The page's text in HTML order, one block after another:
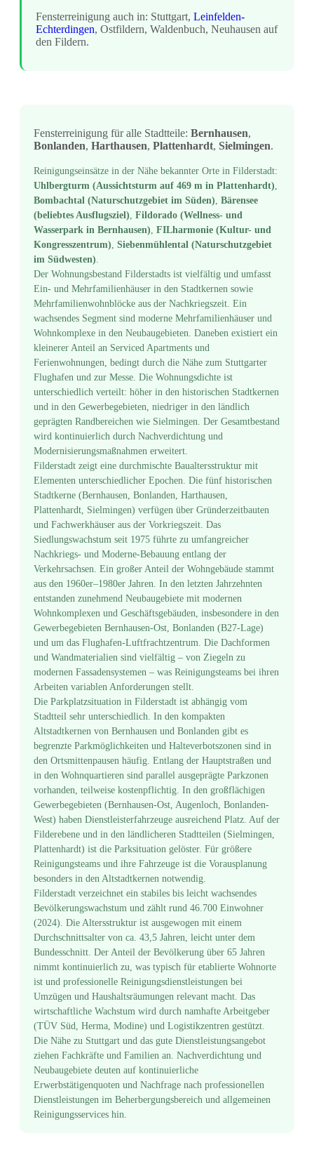
Fensterreinigung auch in: Stuttgart, Leinfelden-
Echterdingen, Ostfildern, Waldenbuch, Neuhausen auf
den Fildern.
Fensterreinigung für alle Stadtteile: Bernhausen,
Bonlanden, Harthausen, Plattenhardt, Sielmingen.
Reinigungseinsätze in der Nähe bekannter Orte in Filderstadt:
Uhlbergturm (Aussichtsturm auf 469 m in Plattenhardt),
Bombachtal (Naturschutzgebiet im Süden), Bärensee
(beliebtes Ausflugsziel), Fildorado (Wellness- und
Wasserpark in Bernhausen), FILharmonie (Kultur- und
Kongresszentrum), Siebenmühlental (Naturschutzgebiet
im Südwesten).
Der Wohnungsbestand Filderstadts ist vielfältig und umfasst
Ein- und Mehrfamilienhäuser in den Stadtkernen sowie
Mehrfamilienwohnblöcke aus der Nachkriegszeit. Ein
wachsendes Segment sind moderne Mehrfamilienhäuser und
Wohnkomplexe in den Neubaugebieten. Daneben existiert ein
kleinerer Anteil an Serviced Apartments und
Ferienwohnungen, bedingt durch die Nähe zum Stuttgarter
Flughafen und zur Messe. Die Wohnungsdichte ist
unterschiedlich verteilt: höher in den historischen Stadtkernen
und in den Gewerbegebieten, niedriger in den ländlich
geprägten Randbereichen wie Sielmingen. Der Gesamtbestand
wird kontinuierlich durch Nachverdichtung und
Modernisierungsmaßnahmen erweitert.
Filderstadt zeigt eine durchmischte Baualtersstruktur mit
Elementen unterschiedlicher Epochen. Die fünf historischen
Stadtkerne (Bernhausen, Bonlanden, Harthausen,
Plattenhardt, Sielmingen) verfügen über Gründerzeitbauten
und Fachwerk­häuser aus der Vorkriegszeit. Das
Siedlungswachstum seit 1975 führte zu umfangreicher
Nachkriegs- und Moderne-Bebauung entlang der
Verkehrsachsen. Ein großer Anteil der Wohngebäude stammt
aus den 1960er–1980er Jahren. In den letzten Jahrzehnten
entstanden zunehmend Neubaugebiete mit modernen
Wohnkomplexen und Geschäftsgebäuden, insbesondere in den
Gewerbegebieten Bernhausen-Ost, Bonlanden (B27-Lage)
und um das Flughafen-Luftfrachtzentrum. Die Dachformen
und Wandmaterialien sind vielfältig – von Ziegeln zu
modernen Fassadensystemen – was Reinigungsteams bei ihren
Arbeiten variablen Anforderungen stellt.
Die Parkplatzsituation in Filderstadt ist abhängig vom
Stadtteil sehr unterschiedlich. In den kompakten
Altstadtkernen von Bernhausen und Bonlanden gibt es
begrenzte Parkmöglichkeiten und Halteverbotszonen sind in
den Ortsmittenpausen häufig. Entlang der Hauptstraßen und
in den Wohnquartieren sind parallel ausgeprägte Parkzonen
vorhanden, teilweise kostenpflichtig. In den großflächigen
Gewerbegebieten (Bernhausen-Ost, Augenloch, Bonlanden-
West) haben Dienstleisterfahrzeuge ausreichend Platz. Auf der
Filderebene und in den ländlicheren Stadtteilen (Sielmingen,
Plattenhardt) ist die Parksituation gelöster. Für größere
Reinigungsteams und ihre Fahrzeuge ist die Vorausplanung
besonders in den Altstadtkernen notwendig.
Filderstadt verzeichnet ein stabiles bis leicht wachsendes
Bevölkerungswachstum und zählt rund 46.700 Einwohner
(2024). Die Altersstruktur ist ausgewogen mit einem
Durchschnittsalter von ca. 43,5 Jahren, leicht unter dem
Bundesschnitt. Der Anteil der Bevölkerung über 65 Jahren
nimmt kontinuierlich zu, was typisch für etablierte Wohnorte
ist und professionelle Reinigungsdienstleistungen bei
Umzügen und Haushaltsräumungen relevant macht. Das
wirtschaftliche Wachstum wird durch namhafte Arbeitgeber
(TÜV Süd, Herma, Modine) und Logistikzentren gestützt.
Die Nähe zu Stuttgart und das gute Dienstleistungsangebot
ziehen Fachkräfte und Familien an. Nachverdichtung und
Neubaugebiete deuten auf kontinuierliche
Erwerbstätigenquoten und Nachfrage nach professionellen
Dienstleistungen im Beherbergungsbereich und allgemeinen
Reinigungsservices hin.